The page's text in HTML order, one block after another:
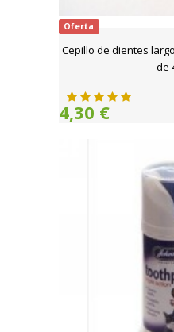
Oferta
Cepillo de dientes
de
4,30 €